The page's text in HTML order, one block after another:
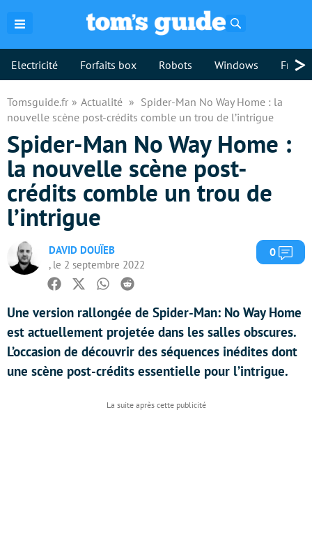
Electricité Forfaits box Robots Windows >
Tomsguide.fr Actualité
Spider-Man No Way Home : la
nouvelle scène post-crédits comble un trou de l’intrigue
Spider-Man No Way Home :
la nouvelle scène post-
crédits comble un trou de
l’intrigue
DAVID DOUÏEB
, le 2 septembre 2022
0
Facebook
TwitterWhatsapp
Reddit
Une version rallongée de Spider-Man: No Way Home
est actuellement projetée dans les salles obscures.
L’occasion de découvrir des séquences inédites dont
une scène post-crédits essentielle pour l’intrigue.